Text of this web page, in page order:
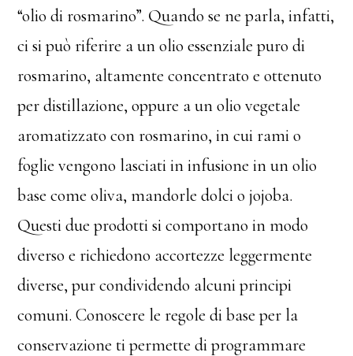
“olio di rosmarino”. Quando se ne parla, infatti,
ci si può riferire a un olio essenziale puro di
rosmarino, altamente concentrato e ottenuto
per distillazione, oppure a un olio vegetale
aromatizzato con rosmarino, in cui rami o
foglie vengono lasciati in infusione in un olio
base come oliva, mandorle dolci o jojoba.
Questi due prodotti si comportano in modo
diverso e richiedono accortezze leggermente
diverse, pur condividendo alcuni principi
comuni. Conoscere le regole di base per la
conservazione ti permette di programmare